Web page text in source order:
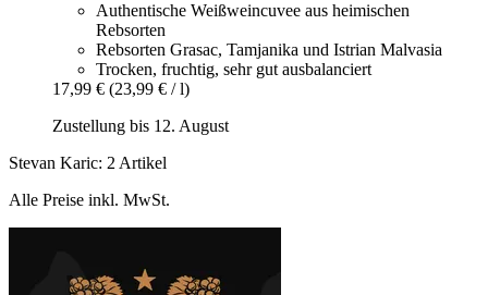
Authentische Weißweincuvee aus heimischen
Rebsorten
Rebsorten Grasac, Tamjanika und Istrian Malvasia
Trocken, fruchtig, sehr gut ausbalanciert
17,99 € (23,99 € / l)
Zustellung bis 12. August
Stevan Karic: 2 Artikel
Alle Preise inkl. MwSt.